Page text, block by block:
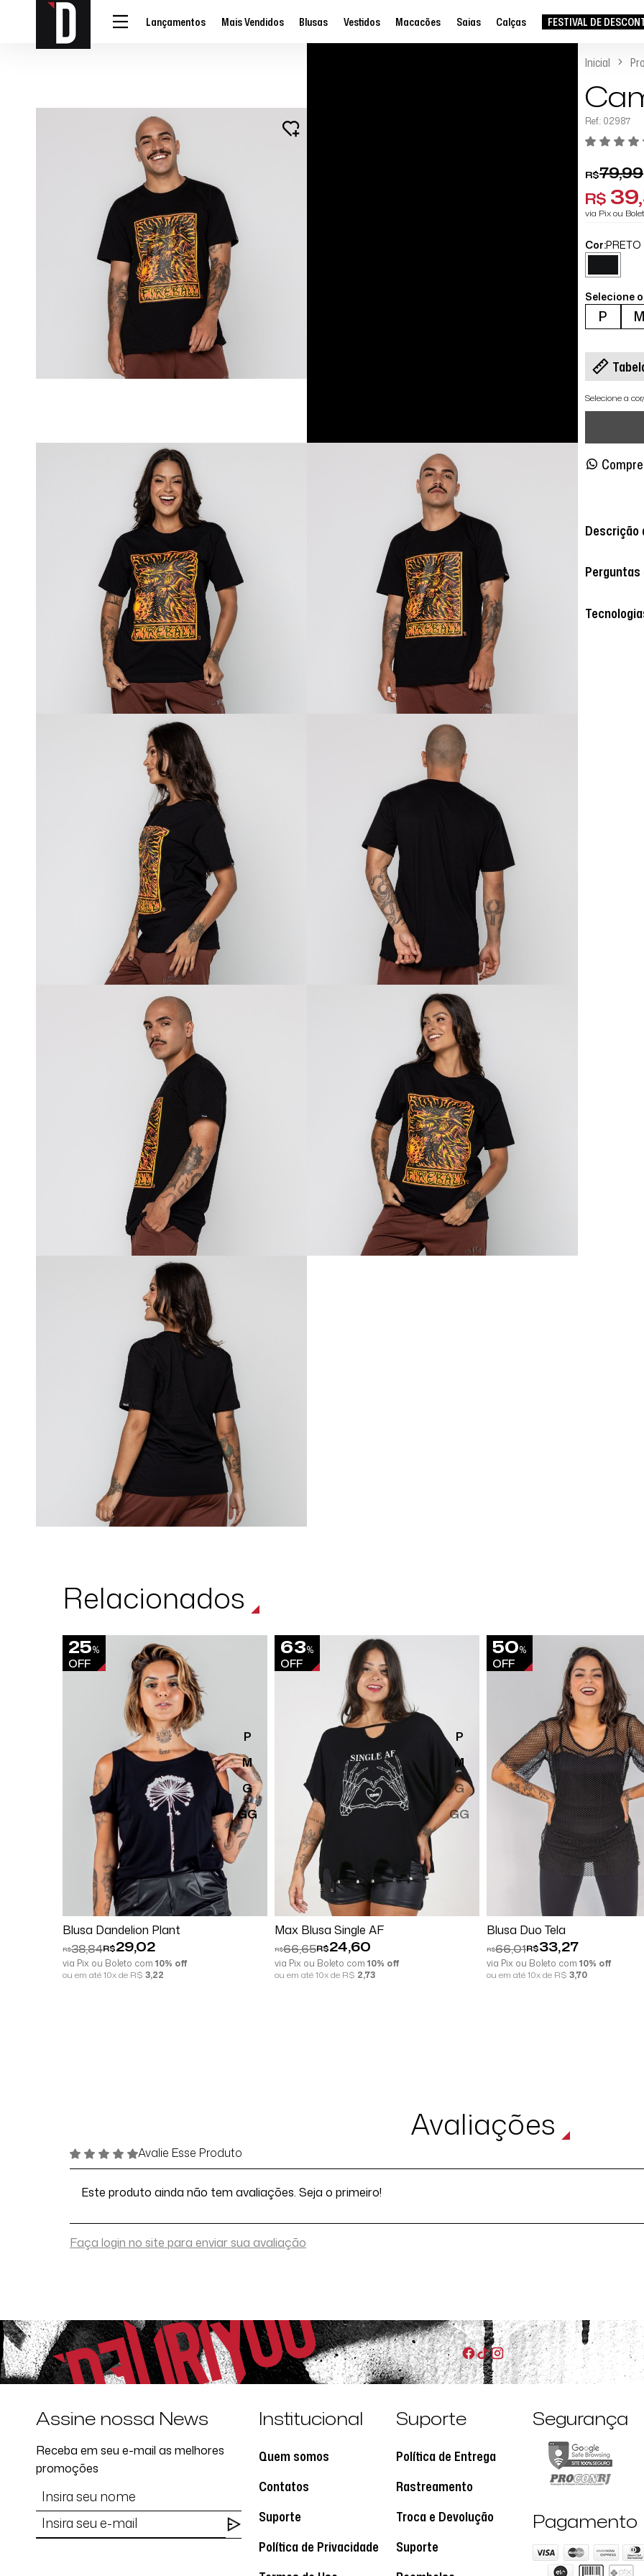
Lançamentos Mais Vendidos Blusas Vestidos Macacões Saias Calças FESTIVAL DE
Inicial
Ref.: 02987
R$79,99
R$
via Pix ou
Cor:PRETO
Selecione
P M
Selecione a
Descrição
Relacionados
25%
OFF
P
M
G
GG
Blusa Dandelion Plant
R$38,84R$29,02
via Pix ou Boleto com10% off
ou em até 10x de R$ 3,22
Comprar
63%
OFF
P
M
G
GG
Max Blusa Single AF
R$66,65R$24,60
via Pix ou Boleto com10% off
ou em até 10x de R$ 2,73
Comprar
50%
OFF
Blusa Duo Tela
R$66,01R$33,27
via Pix ou Boleto com10% off
ou em até 10x de R$ 3,70
Comprar
Avaliações
Avalie Esse Produto
Este produto ainda não tem avaliações. Seja o primeiro!
Faça login no site para enviar sua avaliação
Assine nossa News
Receba em seu e-mail as melhores
promoções
Institucional
Quem somos
Contatos
Suporte
Política de Privacidade
Suporte
Política de Entrega
Rastreamento
Troca e Devolução
Suporte
Segurança
Pagamento